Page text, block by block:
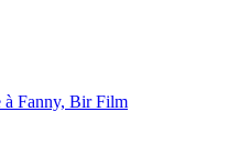
à Fanny, Bir Film